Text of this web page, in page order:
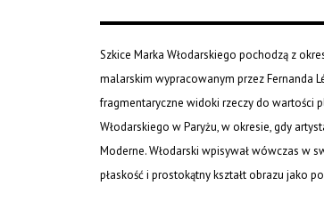
Szkice Marka Włodarskiego pochodzą z
malarskim wypracowanym przez Fernanda
fragmentaryczne widoki rzeczy do wartości
Włodarskiego w Paryżu, w okresie, gdy
Moderne. Włodarski wpisywał wówczas w
płaskość i prostokątny kształt obrazu jako